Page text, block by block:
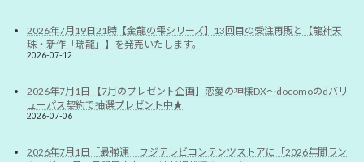
2026年7月19日21時【金龍の雫シリーズ】13回目の受注再販と【龍神天
珠・新作「瑞龍」】を発売いたします。
2026-07-12
2026年7月1日 【7月のプレゼント企画】恋愛の神様DX〜docomoのdバリ
ューパス契約で抽選プレゼント中★
2026-07-06
2026年7月1日「最強運」フジテレビコンテンツストアに「2026年間ラン